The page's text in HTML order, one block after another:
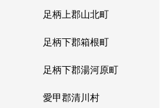
足柄上郡山北町
足柄下郡箱根町
足柄下郡湯河原町
愛甲郡清川村